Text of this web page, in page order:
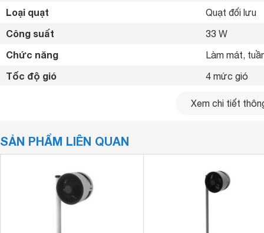
Loại quạt Quạt đối lưu
Công suất 33 W
Chức năng Làm mát,
Tốc độ gió 4 mức gió
Nút xoay
Kích thước
Xem chi tiết
SẢN PHẨM LIÊN QUAN